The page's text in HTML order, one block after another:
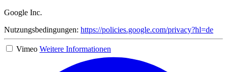
Google Inc.
Nutzungsbedingungen: https://policies.google.com/privacy?hl=de
Vimeo Weitere Informationen